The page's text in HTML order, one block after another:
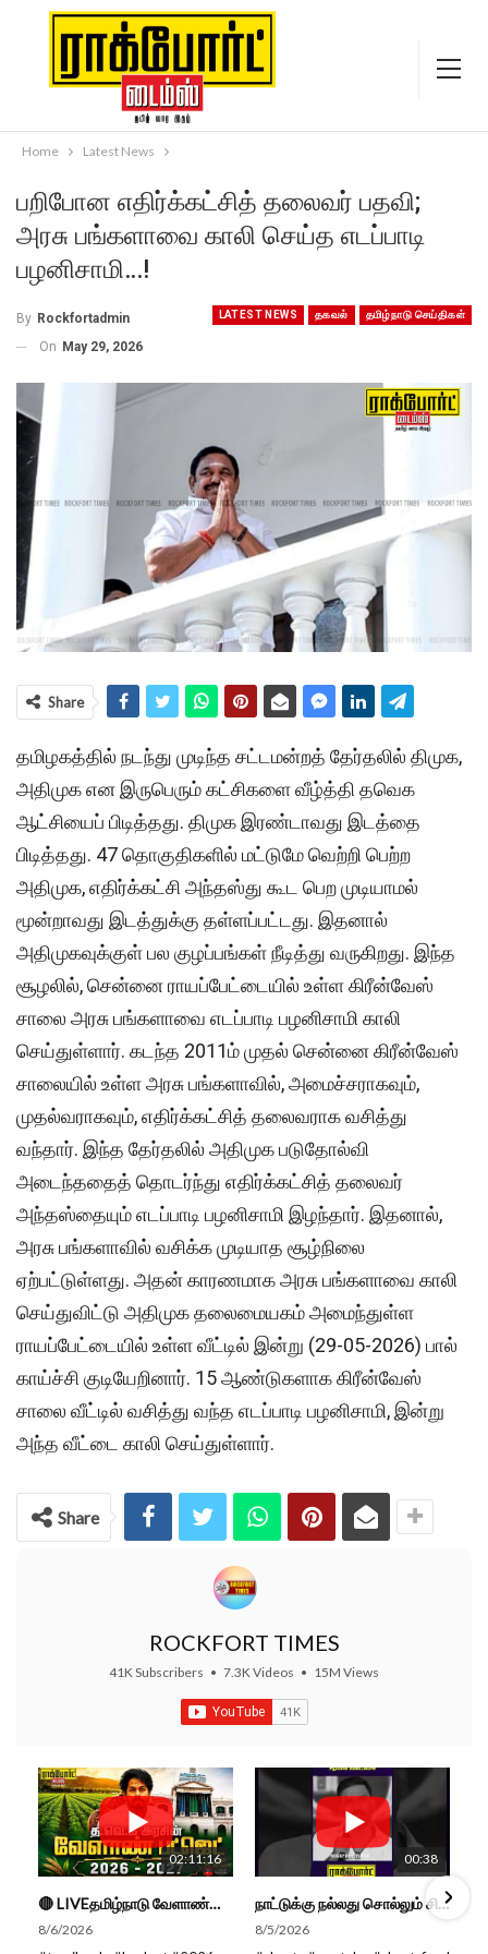
Home Latest News
பறிபோன எதிர்க்கட்சித் தலைவர் பதவி;
அரசு பங்களாவை காலி செய்த எடப்பாடி
பழனிசாமி…!
LATEST NEWS தகவல் தமிழ்நாடு செய்திகள்
By Rockfortadmin
On May 29, 2026
Share
தமிழகத்தில் நடந்து முடிந்த சட்டமன்றத் தேர்தலில் திமுக,
அதிமுக என இருபெரும் கட்சிகளை வீழ்த்தி தவெக
ஆட்சியைப் பிடித்தது. திமுக இரண்டாவது இடத்தை
பிடித்தது. 47 தொகுதிகளில் மட்டுமே வெற்றி பெற்ற
அதிமுக, எதிர்க்கட்சி அந்தஸ்து கூட பெற முடியாமல்
மூன்றாவது இடத்துக்கு தள்ளப்பட்டது. இதனால்
அதிமுகவுக்குள் பல குழப்பங்கள் நீடித்து வருகிறது. இந்த
சூழலில், சென்னை ராயப்பேட்டையில் உள்ள கிரீன்வேஸ்
சாலை அரசு பங்களாவை எடப்பாடி பழனிசாமி காலி
செய்துள்ளார். கடந்த 2011ம் முதல் சென்னை கிரீன்வேஸ்
சாலையில் உள்ள அரசு பங்களாவில், அமைச்சராகவும்,
முதல்வராகவும், எதிர்க்கட்சித் தலைவராக வசித்து
வந்தார். இந்த தேர்தலில் அதிமுக படுதோல்வி
அடைந்ததைத் தொடர்ந்து எதிர்க்கட்சித் தலைவர்
அந்தஸ்தையும் எடப்பாடி பழனிசாமி இழந்தார். இதனால்,
அரசு பங்களாவில் வசிக்க முடியாத சூழ்நிலை
ஏற்பட்டுள்ளது. அதன் காரணமாக அரசு பங்களாவை காலி
செய்துவிட்டு அதிமுக தலைமையகம் அமைந்துள்ள
ராயப்பேட்டையில் உள்ள வீட்டில் இன்று (29-05-2026) பால்
காய்ச்சி குடியேறினார். 15 ஆண்டுகளாக கிரீன்வேஸ்
சாலை வீட்டில் வசித்து வந்த எடப்பாடி பழனிசாமி, இன்று
அந்த வீட்டை காலி செய்துள்ளார்.
Share
ROCKFORT TIMES
41K Subscribers • 7.3K Videos • 15M Views
02:11:16
🔴 LIVEதமிழ்நாடு வேளாண்மை நிதிநிலை அறிக்கை - 2026-27 |TN Agriculture Budget #live #budget #video #cm
8/6/2026
00:38
நாட்டுக்கு நல்லது சொல்லும் சிறப்பான மேடைப்பேச்சு... #shorts #subscribe #video
8/5/2026